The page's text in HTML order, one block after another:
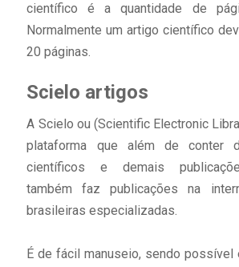
científico é a quantidade de
Normalmente um artigo científico
20 páginas.
Scielo artigos
A Scielo ou (Scientific Electronic
plataforma que além de conter
científicos e demais
também faz publicações na
brasileiras especializadas.
É de fácil manuseio, sendo possível